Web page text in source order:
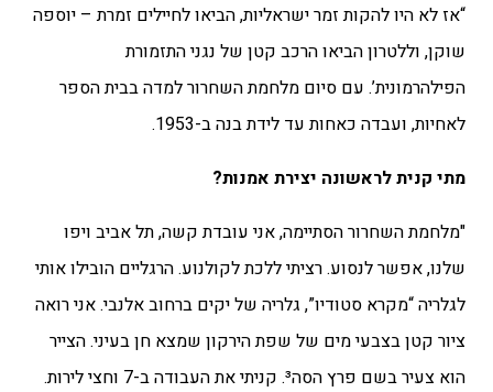
“אז לא היו להקות זמר ישראליות, הביאו לחיילים זמרת – יוספה
שוקן, וללטרון הביאו הרכב קטן של נגני התזמורת
הפילהרמונית’. עם סיום מלחמת השחרור למדה בבית הספר
לאחיות, ועבדה כאחות עד לידת בנה ב-1953.
מתי קנית לראשונה יצירת אמנות?
"מלחמת השחרור הסתיימה, אני עובדת קשה, תל אביב ויפו
שלנו, אפשר לנסוע. רציתי ללכת לקולנוע. הרגליים הובילו אותי
לגלריה “מקרא סטודיו”, גלריה של יקים ברחוב אלנבי. אני רואה
ציור קטן בצבעי מים של שפת הירקון שמצא חן בעיני. הצייר
הוא צעיר בשם פרץ הסה³. קניתי את העבודה ב-7 וחצי לירות.